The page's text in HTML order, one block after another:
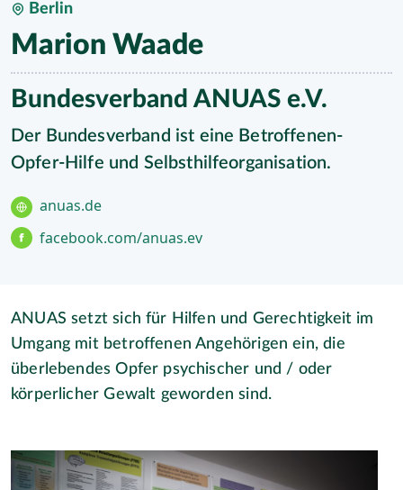
Berlin
Marion Waade
Bundesverband ANUAS e.V.
Der Bundesverband ist eine Betroffenen-
Opfer-Hilfe und Selbsthilfeorganisation.
anuas.de
facebook.com/anuas.ev
ANUAS setzt sich für Hilfen und Gerechtigkeit im
Umgang mit betroffenen Angehörigen ein, die
überlebendes Opfer psychischer und / oder
körperlicher Gewalt geworden sind.